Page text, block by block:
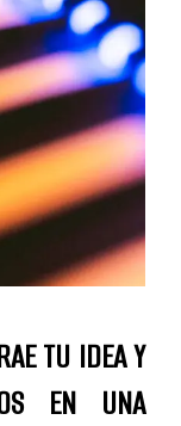
TU IDEA Y
EN UNA